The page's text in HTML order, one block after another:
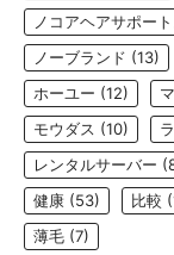
ノコアヘアサポー
ノーブランド (13)
ホーユー (12)
モウダス (10)
レンタルサーバー
健康 (53) 比較
薄毛 (7)